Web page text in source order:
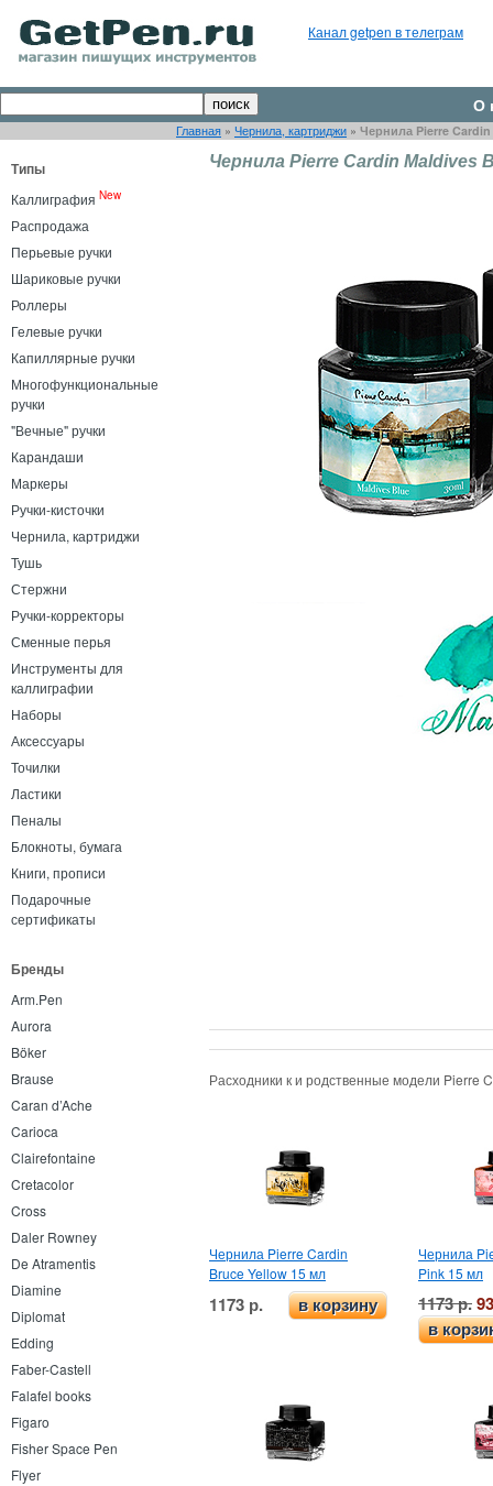
Канал getpen в телеграм
О
Главная » Чернила, картриджи » Чернила Pierre
Типы
Каллиграфия New
Распродажа
Перьевые ручки
Шариковые ручки
Роллеры
Гелевые ручки
Капиллярные ручки
Многофункциональные
ручки
"Вечные" ручки
Карандаши
Маркеры
Ручки-кисточки
Чернила, картриджи
Тушь
Стержни
Ручки-корректоры
Сменные перья
Инструменты для
каллиграфии
Наборы
Аксессуары
Точилки
Ластики
Пеналы
Блокноты, бумага
Книги, прописи
Подарочные
сертификаты
Бренды
Arm.Pen
Aurora
Böker
Brause
Caran d’Ache
Carioca
Clairefontaine
Cretacolor
Cross
Daler Rowney
De Atramentis
Diamine
Diplomat
Edding
Faber-Castell
Falafel books
Figaro
Fisher Space Pen
Flyer
Чернила Pierre Cardin Maldives
Расходники к и родственные модели
Чернила Pierre Cardin
Bruce Yellow 15 мл
1173 р. в корзину
Чернила
Pink 15 мл
1173 р.
в
Pierre